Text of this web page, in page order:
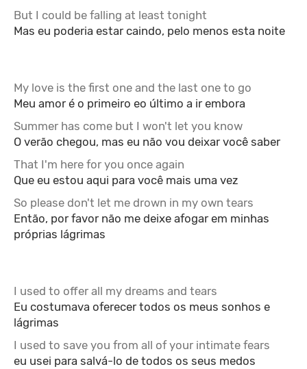
Mas eu poderia estar caindo, pelo menos esta noite
Meu amor é o primeiro eo último a ir embora
O verão chegou, mas eu não vou deixar você saber
Que eu estou aqui para você mais uma vez
Então, por favor não me deixe afogar em minhas
próprias lágrimas
Eu costumava oferecer todos os meus sonhos e
lágrimas
eu usei para salvá-lo de todos os seus medos
But I could be falling at least tonight
My love is the first one and the last one to go
Summer has come but I won't let you know
That I'm here for you once again
So please don't let me drown in my own tears
I used to offer all my dreams and tears
I used to save you from all of your intimate fears